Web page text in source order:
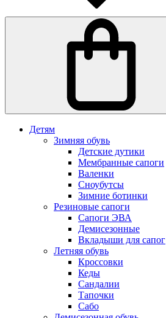
Детям
Зимняя обувь
Детские дутики
Мембранные сапоги
Валенки
Сноубутсы
Зимние ботинки
Резиновые сапоги
Сапоги ЭВА
Демисезонные
Вкладыши для сапог
Летняя обувь
Кроссовки
Кеды
Сандалии
Тапочки
Сабо